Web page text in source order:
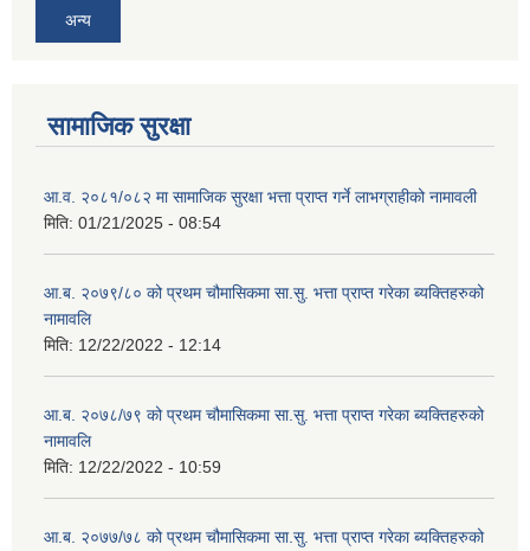
अन्य
सामाजिक सुरक्षा
आ.व. २०८१/०८२ मा सामाजिक सुरक्षा भत्ता प्राप्त गर्ने लाभग्राहीको नामावली
मिति: 01/21/2025 - 08:54
आ.ब. २०७९/८० को प्रथम चौमासिकमा सा.सु. भत्ता प्राप्त गरेका ब्यक्तिहरुको
नामावलि
मिति: 12/22/2022 - 12:14
आ.ब. २०७८/७९ को प्रथम चौमासिकमा सा.सु. भत्ता प्राप्त गरेका ब्यक्तिहरुको
नामावलि
मिति: 12/22/2022 - 10:59
आ.ब. २०७७/७८ को प्रथम चौमासिकमा सा.सु. भत्ता प्राप्त गरेका ब्यक्तिहरुको